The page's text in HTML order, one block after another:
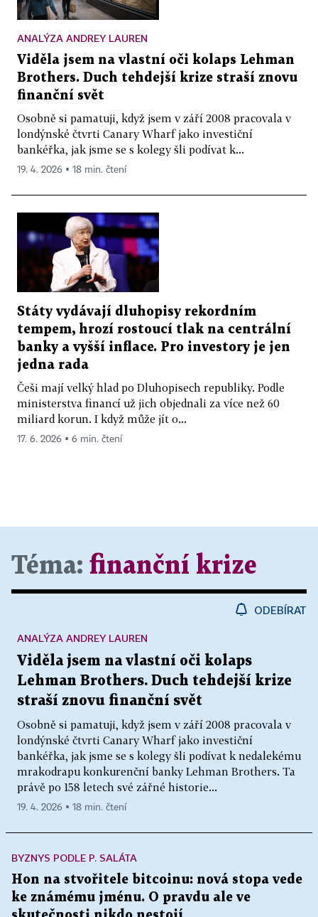
ANALÝZA ANDREY LAUREN
Viděla jsem na vlastní oči kolaps Lehman
Brothers. Duch tehdejší krize straší znovu
finanční svět
Osobně si pamatuji, když jsem v září 2008 pracovala v
londýnské čtvrti Canary Wharf jako investiční
bankéřka, jak jsme se s kolegy šli podívat k...
19. 4. 2026 ▪ 18 min. čtení
Státy vydávají dluhopisy rekordním
tempem, hrozí rostoucí tlak na centrální
banky a vyšší inflace. Pro investory je jen
jedna rada
Češi mají velký hlad po Dluhopisech republiky. Podle
ministerstva financí už jich objednali za více než 60
miliard korun. I když může jít o...
17. 6. 2026 ▪ 6 min. čtení
Téma: finanční krize
ODEBÍRAT
Viděla jsem na vlastní oči kolaps
Lehman Brothers. Duch tehdejší krize
straší znovu finanční svět
Osobně si pamatuji, když jsem v září 2008 pracovala v
londýnské čtvrti Canary Wharf jako investiční
bankéřka, jak jsme se s kolegy šli podívat k nedalekému
mrakodrapu konkurenční banky Lehman Brothers. Ta
právě po 158 letech své zářné historie...
ANALÝZA ANDREY LAUREN
19. 4. 2026 ▪ 18 min. čtení
BYZNYS PODLE P. SALÁTA
Hon na stvořitele bitcoinu: nová stopa vede
ke známému jménu. O pravdu ale ve